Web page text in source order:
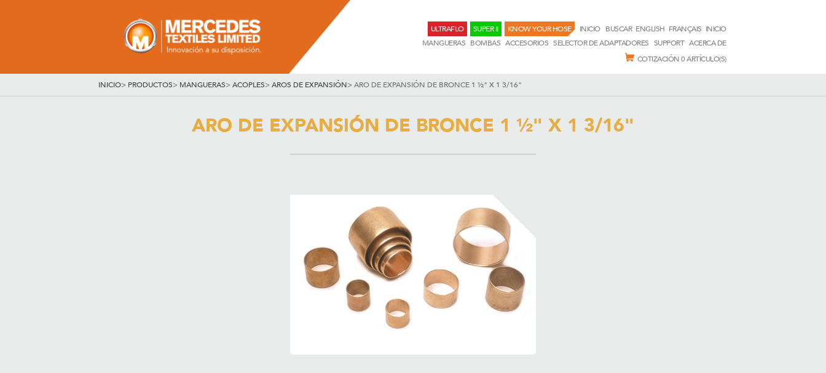
ULTRAFLO SUPER II KNOW YOUR HOSE INICIO BUSCAR ENGLISH FRANÇAIS INICIO
MANGUERAS BOMBAS ACCESORIOS SELECTOR DE ADAPTADORES SUPPORT ACERCA DE
COTIZACIÓN0 ARTÍCULO(S)
INICIO> PRODUCTOS> MANGUERAS>ACOPLES>AROS DE EXPANSIÓN>ARO DE EXPANSIÓN DE BRONCE 1 ½" X 1 3/16"
ARO DE EXPANSIÓN DE BRONCE 1 ½" X 1 3/16"